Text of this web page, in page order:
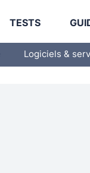
TESTS
Logiciels &